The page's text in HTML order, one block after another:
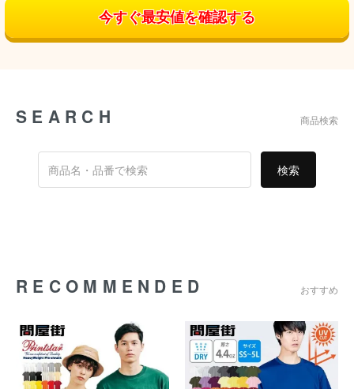
今すぐ最安値を確認する
SEARCH 商品検索
検索
RECOMMENDED おすすめ